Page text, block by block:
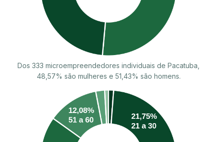
Dos 333 microempreendedores individuais de Pacatuba,
48,57% são mulheres e 51,43% são homens.